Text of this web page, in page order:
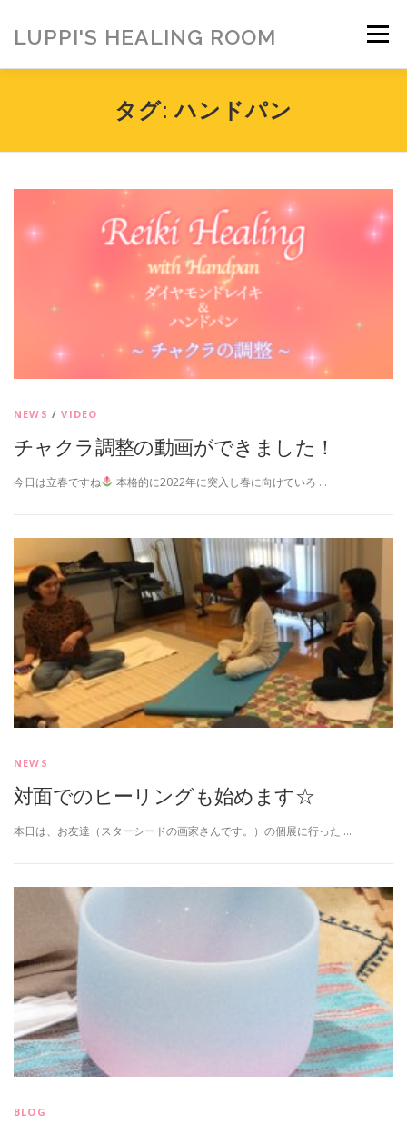
ッ
LUPPI'S HEALING ROOM メニュー
ご挨拶 MENU お客様の声
アメブロ お問い合わせ ご寄付のお願い
タグ:ハンドパン
NEWS /VIDEO
チャクラ調整の動画ができました！
今日は立春ですね 本格的に2022年に突入し春に向けていろ …
NEWS
対面でのヒーリングも始めます☆
本日は、お友達（スターシードの画家さんです。）の個展に行った …
BLOG